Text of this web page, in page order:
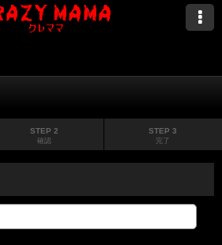
STEP 2
確認
STEP 3
完了